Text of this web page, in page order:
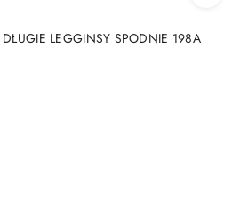
LEGGINSY SPODNIE 198A